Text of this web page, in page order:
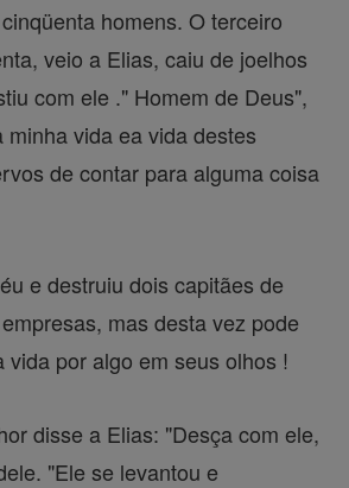
homens. O terceiro
veio a Elias, caiu de joelhos
com ele ." Homem de Deus",
vida ea vida destes
de contar para alguma coisa
e destruiu dois capitães de
mas desta vez pode
vida por algo em seus olhos !
disse a Elias: "Desça com ele,
"Ele se levantou e